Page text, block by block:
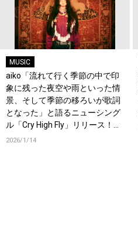
MUSIC
aiko「流れて行く季節の中で印
象に残った夜空や雨といった情
景、そして季節の移ろいが歌詞
となった」と語るニューシング
ル「Cry High Fly」リリース！オ
フィシャルインタビューも公
2026/1/14